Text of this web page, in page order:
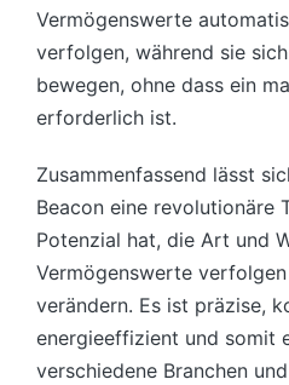
Vermögenswerte
verfolgen, während sie
bewegen, ohne dass ein
erforderlich ist.
Zusammenfassend lässt
Beacon eine revolutionäre
Potenzial hat, die Art und
Vermögenswerte
verändern. Es ist präzise,
energieeffizient und somit
verschiedene Branchen